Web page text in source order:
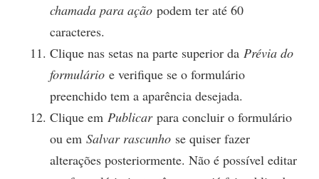
chamada para ação podem ter até 60
caracteres.
Clique nas setas na parte superior da Prévia do
formulário e verifique se o formulário
preenchido tem a aparência desejada.
Clique em Publicarpara concluir o formulário
ou em Salvar rascunho se quiser fazer
alterações posteriormente. Não é possível editar